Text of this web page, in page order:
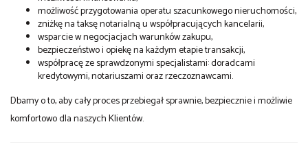
możliwość przygotowania operatu szacunkowego nieruchomości,
zniżkę na taksę notarialną u współpracujących kancelarii,
wsparcie w negocjacjach warunków zakupu,
bezpieczeństwo i opiekę na każdym etapie transakcji,
współpracę ze sprawdzonymi specjalistami: doradcami
kredytowymi, notariuszami oraz rzeczoznawcami.
Dbamy o to, aby cały proces przebiegał sprawnie, bezpiecznie i możliwie
komfortowo dla naszych Klientów.